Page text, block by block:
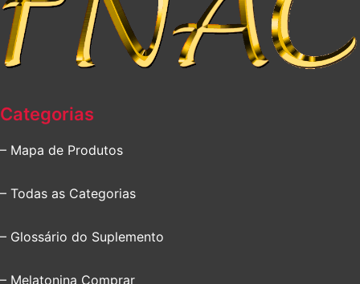
Categorias
– Mapa de Produtos
– Todas as Categorias
– Glossário do Suplemento
– Melatonina Comprar